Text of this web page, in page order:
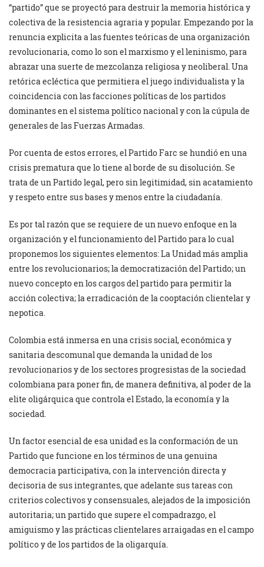
“partido” que se proyectó para destruir la memoria histórica y
colectiva de la resistencia agraria y popular. Empezando por la
renuncia explicita a las fuentes teóricas de una organización
revolucionaria, como lo son el marxismo y el leninismo, para
abrazar una suerte de mezcolanza religiosa y neoliberal. Una
retórica ecléctica que permitiera el juego individualista y la
coincidencia con las facciones políticas de los partidos
dominantes en el sistema político nacional y con la cúpula de
generales de las Fuerzas Armadas.
Por cuenta de estos errores, el Partido Farc se hundió en una
crisis prematura que lo tiene al borde de su disolución. Se
trata de un Partido legal, pero sin legitimidad, sin acatamiento
y respeto entre sus bases y menos entre la ciudadanía.
Es por tal razón que se requiere de un nuevo enfoque en la
organización y el funcionamiento del Partido para lo cual
proponemos los siguientes elementos: La Unidad más amplia
entre los revolucionarios; la democratización del Partido; un
nuevo concepto en los cargos del partido para permitir la
acción colectiva; la erradicación de la cooptación clientelar y
nepotica.
Colombia está inmersa en una crisis social, económica y
sanitaria descomunal que demanda la unidad de los
revolucionarios y de los sectores progresistas de la sociedad
colombiana para poner fin, de manera definitiva, al poder de la
elite oligárquica que controla el Estado, la economía y la
sociedad.
Un factor esencial de esa unidad es la conformación de un
Partido que funcione en los términos de una genuina
democracia participativa, con la intervención directa y
decisoria de sus integrantes, que adelante sus tareas con
criterios colectivos y consensuales, alejados de la imposición
autoritaria; un partido que supere el compadrazgo, el
amiguismo y las prácticas clientelares arraigadas en el campo
político y de los partidos de la oligarquía.